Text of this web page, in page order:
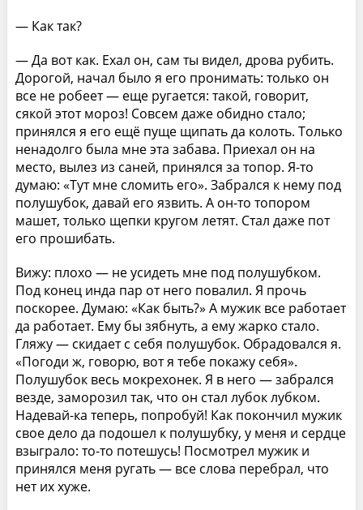
— Как так?
— Да вот как. Ехал он, сам ты видел, дрова рубить.
Дорогой, начал было я его пронимать: только он
все не робеет — еще ругается: такой, говорит,
сякой этот мороз! Совсем даже обидно стало;
принялся я его ещё пуще щипать да колоть. Только
ненадолго была мне эта забава. Приехал он на
место, вылез из саней, принялся за топор. Я-то
думаю: «Тут мне сломить его». Забрался к нему под
полушубок, давай его язвить. А он-то топором
машет, только щепки кругом летят. Стал даже пот
его прошибать.
Вижу: плохо — не усидеть мне под полушубком.
Под конец инда пар от него повалил. Я прочь
поскорее. Думаю: «Как быть?» А мужик все работает
да работает. Ему бы зябнуть, а ему жарко стало.
Гляжу — скидает с себя полушубок. Обрадовался я.
«Погоди ж, говорю, вот я тебе покажу себя».
Полушубок весь мокрехонек. Я в него — забрался
везде, заморозил так, что он стал лубок лубком.
Надевай-ка теперь, попробуй! Как покончил мужик
свое дело да подошел к полушубку, у меня и сердце
взыграло: то-то потешусь! Посмотрел мужик и
принялся меня ругать — все слова перебрал, что
нет их хуже.